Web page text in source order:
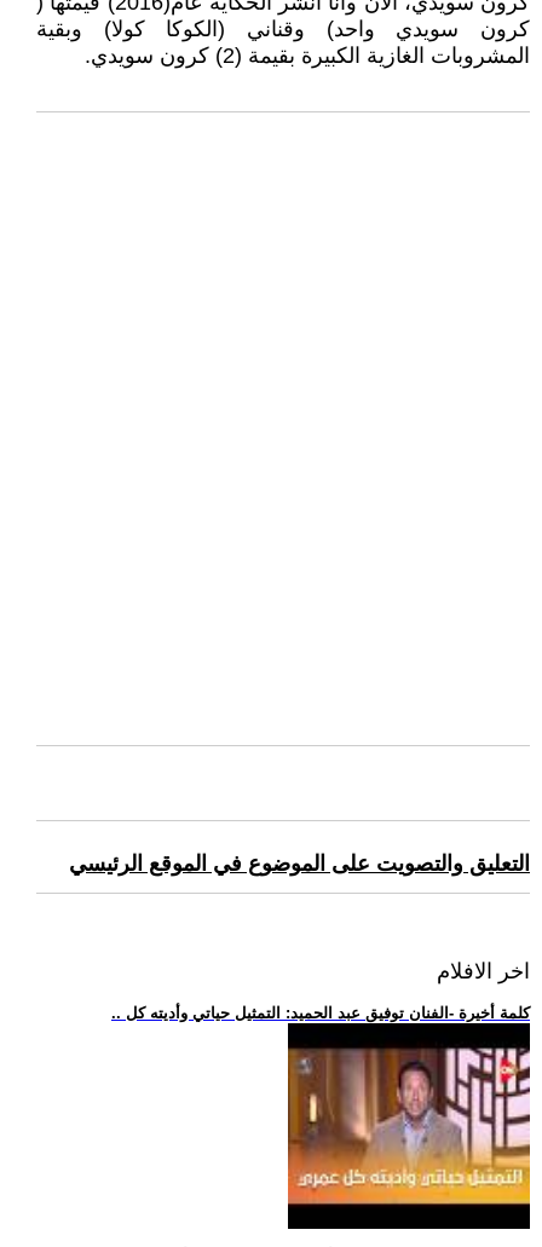
كرون سويدي واحد) وقناني (الكوكا كولا) وبقية
المشروبات الغازية الكبيرة بقيمة (2) كرون سويدي.
التعليق والتصويت على الموضوع في الموقع الرئيسي
اخر الافلام
.. كلمة أخيرة -الفنان توفيق عبد الحميد: التمثيل حياتي وأديته كل